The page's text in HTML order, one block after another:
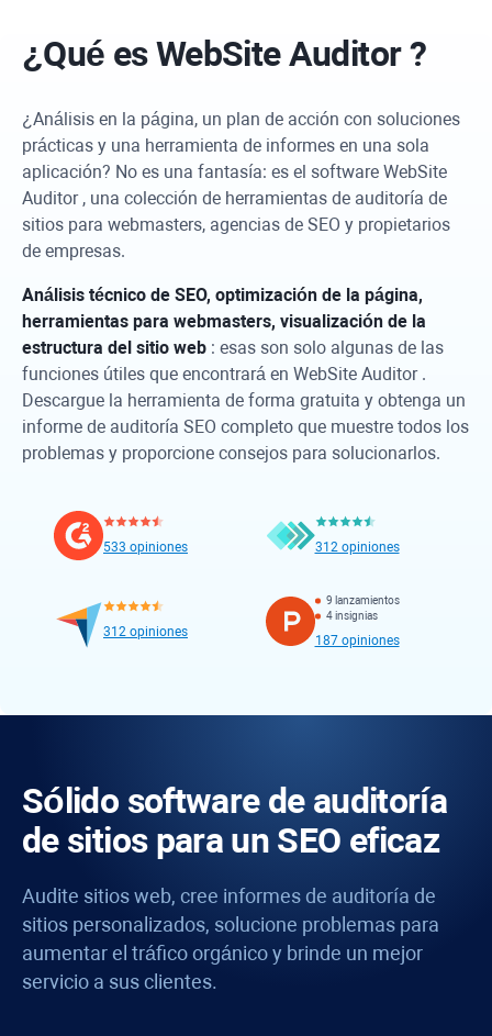
¿Qué esWebSite Auditor?
¿Análisis en la página, un plan de acción con soluciones
prácticas y una herramienta de informes en una sola
aplicación? No es una fantasía: es el software WebSite
Auditor, una colección de herramientas de auditoría de
sitios para webmasters, agencias de SEO y propietarios
de empresas.
Análisis técnico de SEO, optimización de la página,
herramientas para webmasters, visualización de la
estructura del sitio web : esas son solo algunas de las
funciones útiles que encontrará en WebSite Auditor.
Descargue la herramienta de forma gratuita y obtenga un
informe de auditoría SEO completo que muestre todos los
problemas y proporcione consejos para solucionarlos.
533 opiniones 312 opiniones
312 opiniones
9 lanzamientos
4 insignias
187 opiniones
Sólido software de auditoría
de sitios para un SEO eficaz
Audite sitios web, cree informes de auditoría de
sitios personalizados, solucione problemas para
aumentar el tráfico orgánico y brinde un mejor
servicio a sus clientes.